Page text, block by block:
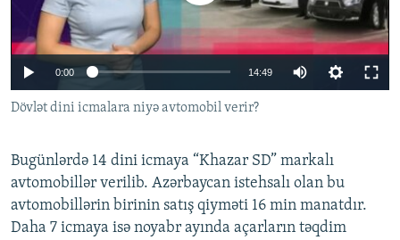
İNFOQRAFIKA
KARIKATURA
AZƏRBAYCAN ƏDƏBIYYATI KITABXANASI
İSLAM VƏ DEMOKRATIYA
İZ - MƏDƏNIYYƏT PROQRAMI
MISSIYAMIZ
PEŞƏ ETIKASI VƏ JURNALISTIKA STANDARTLARIMIZ
MATERIALLARIMIZDAN ISTIFADƏ
AZADLIQRADIOSU MOBIL TELEFONUNUZDA
XƏBƏR BÜLLETENLƏRIMIZ
BIZI IZLƏ
RFE/RL-in bütün saytları
0:00 14:49
Dövlət dini icmalara niyə avtomobil verir?
Bugünlərdə 14 dini icmaya “Khazar SD” markalı
avtomobillər verilib. Azərbaycan istehsalı olan bu
avtomobillərin birinin satış qiyməti 16 min manatdır.
Daha 7 icmaya isə noyabr ayında açarların təqdim